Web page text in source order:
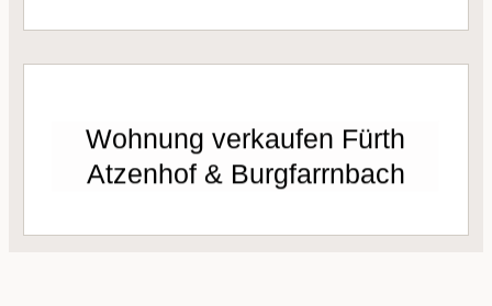
Wohnung verkaufen Fürth
Atzenhof & Burgfarrnbach
MEHR ERFAHREN